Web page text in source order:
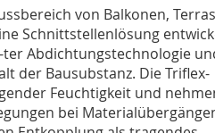
von Balkonen,
Schnittstellenlösung
Abdichtungstechnologie
der Bausubstanz. Die Triflex-
Feuchtigkeit und
bei